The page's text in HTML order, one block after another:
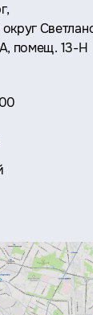
А, помещ. 13-Н